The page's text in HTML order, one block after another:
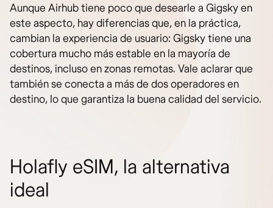
Aunque Airhub tiene poco que desearle a Gigsky en
este aspecto, hay diferencias que, en la práctica,
cambian la experiencia de usuario: Gigsky tiene una
cobertura mucho más estable en la mayoría de
destinos, incluso en zonas remotas. Vale aclarar que
también se conecta a más de dos operadores en
destino, lo que garantiza la buena calidad del servicio.
Holafly eSIM, la alternativa
ideal